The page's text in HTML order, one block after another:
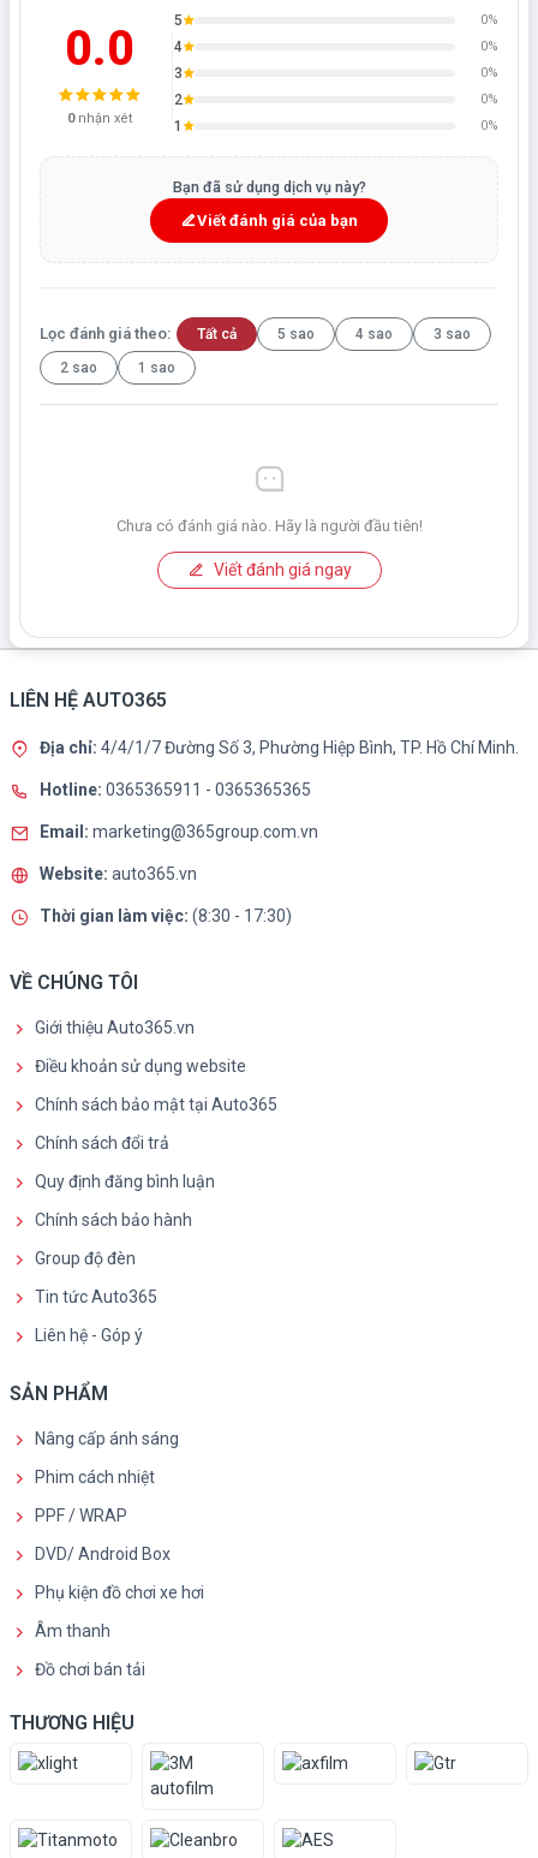
0.0
0nhận xét
5 0%
4 0%
3 0%
2 0%
1 0%
Bạn đã sử dụng dịch vụ này?
Viết đánh giá của bạn
Lọc đánh giá theo: Tất cả 5 sao 4 sao
3 sao
2 sao
1 sao
Chưa có đánh giá nào. Hãy là người đầu tiên!
Viết đánh giá ngay
LIÊN HỆ AUTO365
Địa chỉ: 4/4/1/7 Đường Số 3, Phường Hiệp Bình, TP. Hồ Chí Minh.
Hotline: 0365365911 - 0365365365
Email: marketing@365group.com.vn
Website: auto365.vn
Thời gian làm việc: (8:30 - 17:30)
VỀ CHÚNG TÔI
Giới thiệu Auto365.vn
Điều khoản sử dụng website
Chính sách bảo mật tại Auto365
Chính sách đổi trả
Quy định đăng bình luận
Chính sách bảo hành
Group độ đèn
Tin tức Auto365
Liên hệ - Góp ý
SẢN PHẨM
Nâng cấp ánh sáng
Phim cách nhiệt
PPF / WRAP
DVD/ Android Box
Phụ kiện đồ chơi xe hơi
Âm thanh
Đồ chơi bán tải
THƯƠNG HIỆU